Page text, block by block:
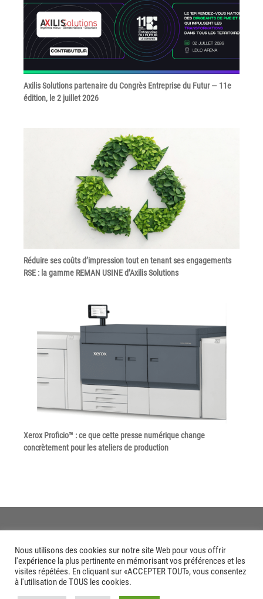
Axilis Solutions partenaire du Congrès Entreprise du Futur — 11e
édition, le 2 juillet 2026
Réduire ses coûts d’impression tout en tenant ses engagements
RSE : la gamme REMAN USINE d’Axilis Solutions
Xerox Proficio™ : ce que cette presse numérique change
concrètement pour les ateliers de production
Nous utilisons des cookies sur notre site Web pour vous offrir
l'expérience la plus pertinente en mémorisant vos préférences et les
visites répétées. En cliquant sur «ACCEPTER TOUT», vous consentez
à l'utilisation de TOUS les cookies.